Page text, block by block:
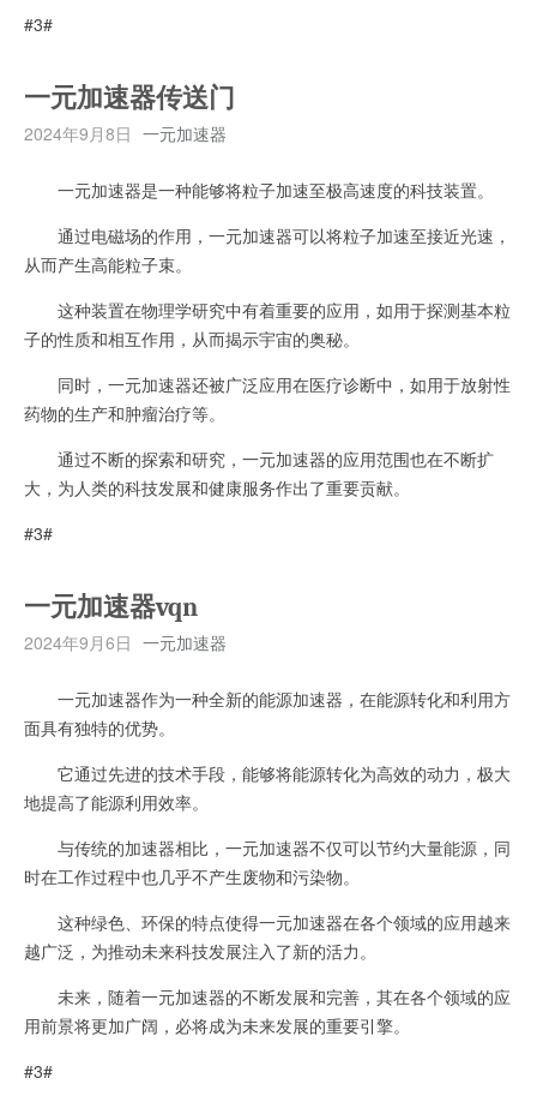
#3#
一元加速器传送门
2024年9月8日 一元加速器
一元加速器是一种能够将粒子加速至极高速度的科技装置。
通过电磁场的作用，一元加速器可以将粒子加速至接近光速，
从而产生高能粒子束。
这种装置在物理学研究中有着重要的应用，如用于探测基本粒
子的性质和相互作用，从而揭示宇宙的奥秘。
同时，一元加速器还被广泛应用在医疗诊断中，如用于放射性
药物的生产和肿瘤治疗等。
通过不断的探索和研究，一元加速器的应用范围也在不断扩
大，为人类的科技发展和健康服务作出了重要贡献。
#3#
一元加速器vqn
2024年9月6日 一元加速器
一元加速器作为一种全新的能源加速器，在能源转化和利用方
面具有独特的优势。
它通过先进的技术手段，能够将能源转化为高效的动力，极大
地提高了能源利用效率。
与传统的加速器相比，一元加速器不仅可以节约大量能源，同
时在工作过程中也几乎不产生废物和污染物。
这种绿色、环保的特点使得一元加速器在各个领域的应用越来
越广泛，为推动未来科技发展注入了新的活力。
未来，随着一元加速器的不断发展和完善，其在各个领域的应
用前景将更加广阔，必将成为未来发展的重要引擎。
#3#